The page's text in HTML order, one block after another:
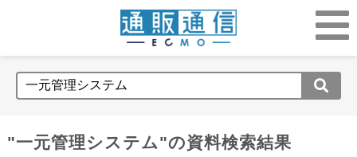
"一元管理システム"の資料検索結果